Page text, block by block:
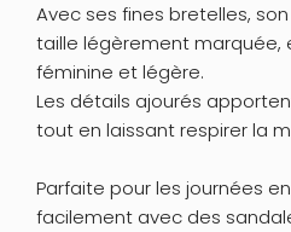
Avec ses fines bretelles,
taille légèrement marquée,
féminine et légère.
Les détails ajourés
tout en laissant respirer la
Parfaite pour les journées
facilement avec des